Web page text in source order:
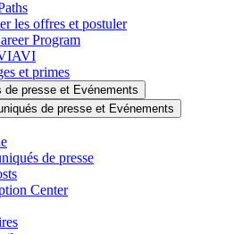
les offres et postuler
Program
et primes
de presse et Evénements
de presse et Evénements
de presse
Center